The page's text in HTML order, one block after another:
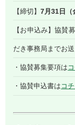
【締切】7月31日（
【お申込み】協賛
だき事務局までお送
・協賛募集要項は
・協賛申込書はコ